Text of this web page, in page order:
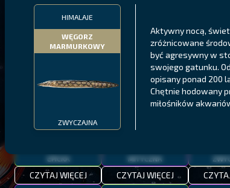
HIMALAJE
WĘGORZ
MARMURKOWY
ZWYCZAJNA
Aktywny nocą,
zróżnicowane
być agresywny w
swojego gatunku.
opisany ponad 200
Chętnie hodowany
miłośników
MALAWI
EPICKA
CZYTAJ WIĘCEJ
PÓŁNOCNE FIORDY
LING
MITYCZNA
CZYTAJ WIĘCEJ
WYSPY